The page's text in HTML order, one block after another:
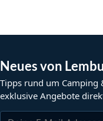
Neues von
Tipps rund um Camping
exklusive Angebote